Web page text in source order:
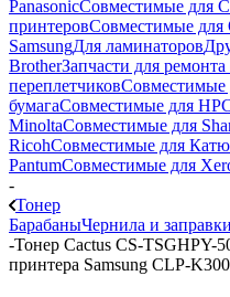
PanasonicСовместимые для
принтеровСовместимые для
SamsungДля ламинаторов
BrotherЗапчасти для
переплетчиковСовместимые
бумагаСовместимые для HP
MinoltaСовместимые для
RicohСовместимые для
PantumСовместимые для
-
Тонер
БарабаныЧернила и заправки
-Тонер Cactus CS-TSGHPY-
принтера Samsung CLP-